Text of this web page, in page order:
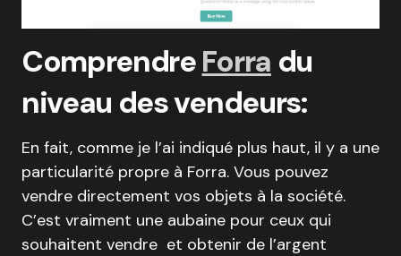
ComprendreForra du
niveau des vendeurs:
En fait, comme je l’ai indiqué plus haut, il y a une
particularité propre à Forra. Vous pouvez
vendre directement vos objets à la société.
C’est vraiment une aubaine pour ceux qui
souhaitent vendre et obtenir de l’argent